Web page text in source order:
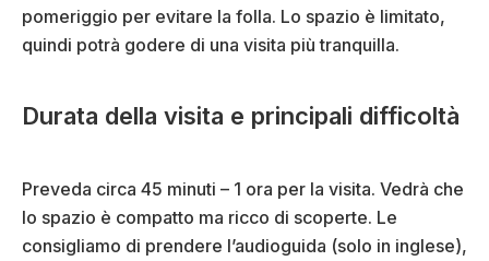
pomeriggio per evitare la folla. Lo spazio è limitato,
quindi potrà godere di una visita più tranquilla.
Durata della visita e principali difficoltà
Preveda circa 45 minuti – 1 ora per la visita. Vedrà che
lo spazio è compatto ma ricco di scoperte. Le
consigliamo di prendere l’audioguida (solo in inglese),